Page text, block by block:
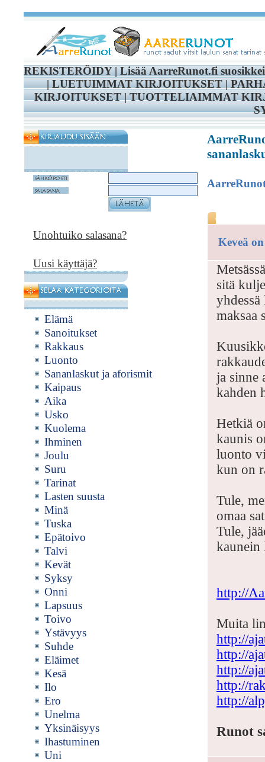
REKISTERÖIDY|Lisää AarreRunot.fi
|LUETUIMMAT KIRJOITUKSET|
KIRJOITUKSET|TUOTTELIAIMMAT
Unohtuiko salasana?
Uusi käyttäjä?
Elämä
Sanoitukset
Rakkaus
Luonto
Sananlaskut ja aforismit
Kaipaus
Aika
Usko
Kuolema
Ihminen
Joulu
Suru
Tarinat
Lasten suusta
Minä
Tuska
Epätoivo
Talvi
Kevät
Syksy
Onni
Lapsuus
Toivo
Ystävyys
Suhde
Eläimet
Kesä
Ilo
Ero
Unelma
Yksinäisyys
Ihastuminen
Uni
Keveä
sitä
maksaa
ja sinne
kahden
Hetkiä
kaunis
luonto
kun on
Tule,
omaa
Tule,
kaunein
http://
Muita
http://
http://
http://
http://
http://
Runot